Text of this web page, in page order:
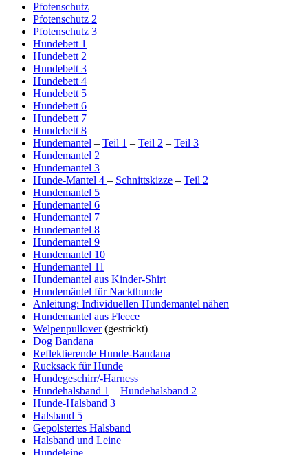
Pfotenschutz
Pfotenschutz 2
Pfotenschutz 3
Hundebett 1
Hundebett 2
Hundebett 3
Hundebett 4
Hundebett 5
Hundebett 6
Hundebett 7
Hundebett 8
Hundemantel – Teil 1 – Teil 2 – Teil 3
Hundemantel 2
Hundemantel 3
Hunde-Mantel 4 – Schnittskizze – Teil 2
Hundemantel 5
Hundemantel 6
Hundemantel 7
Hundemantel 8
Hundemantel 9
Hundemantel 10
Hundemantel 11
Hundemantel aus Kinder-Shirt
Hundemäntel für Nackthunde
Anleitung: Individuellen Hundemantel nähen
Hundemantel aus Fleece
Welpenpullover(gestrickt)
Dog Bandana
Reflektierende Hunde-Bandana
Rucksack für Hunde
Hundegeschirr/-Harness
Hundehalsband 1 – Hundehalsband 2
Hunde-Halsband 3
Halsband 5
Gepolstertes Halsband
Halsband und Leine